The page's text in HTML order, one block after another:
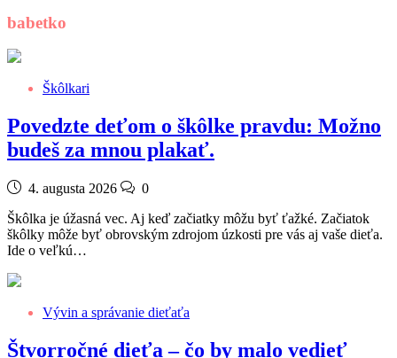
babetko
Škôlkari
Povedzte deťom o škôlke pravdu: Možno
budeš za mnou plakať.
4. augusta 2026
0
Škôlka je úžasná vec. Aj keď začiatky môžu byť ťažké. Začiatok
škôlky môže byť obrovským zdrojom úzkosti pre vás aj vaše dieťa.
Ide o veľkú…
Vývin a správanie dieťaťa
Štvorročné dieťa – čo by malo vedieť